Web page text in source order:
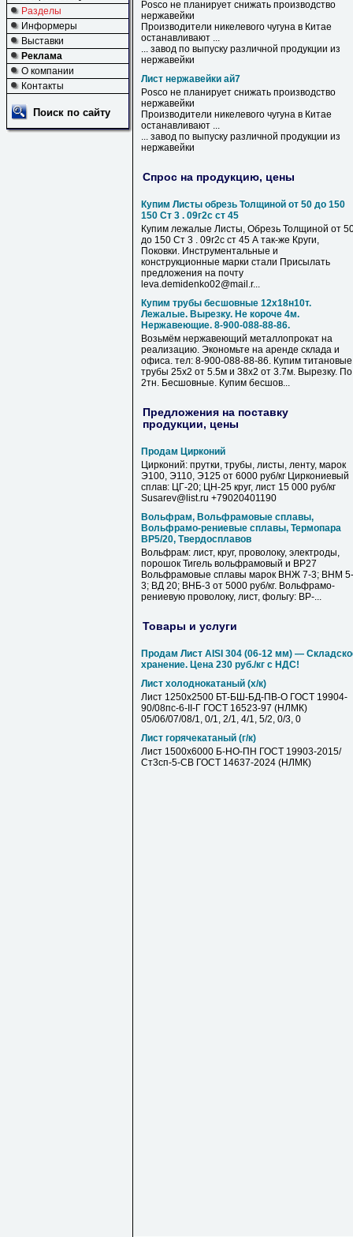
Разделы
Информеры
Выставки
Реклама
О компании
Контакты
Поиск по сайту
Posco не планирует снижать производство
нержавейки
Производители никелевого чугуна в Китае
останавливают ...
... завод по выпуску различной продукции из
нержавейки
Лист нержавейки ай7
Posco не планирует снижать производство
нержавейки
Производители никелевого чугуна в Китае
останавливают ...
... завод по выпуску различной продукции из
нержавейки
Спрос на продукцию, цены
Купим Листы обрезь Толщиной от 50 до 150
150 Ст 3 . 09г2с ст 45
Купим лежалые Листы, Обрезь Толщиной от
до 150 Ст 3 . 09г2с ст 45 А так-же Круги,
Поковки. Инструментальные и
конструкционные марки стали Присылать
предложения на почту
leva.demidenko02@mail.r...
Купим трубы бесшовные 12х18н10т.
Лежалые. Вырезку. Не короче 4м.
Нержавеющие. 8-900-088-88-86.
Возьмём нержавеющий металлопрокат на
реализацию. Экономьте на аренде склада и
офиса. тел: 8-900-088-88-86. Купим титановые
трубы 25х2 от 5.5м и 38х2 от 3.7м. Вырезку. По
2тн. Бесшовные. Купим бесшов...
Предложения на поставку
продукции, цены
Продам Цирконий
Цирконий: прутки, трубы, листы, ленту, марок
Э100, Э110, Э125 от 6000 руб/кг Циркониевый
сплав: ЦГ-20; ЦН-25 круг, лист 15 000 руб/кг
Susarev@list.ru +79020401190
Вольфрам, Вольфрамовые сплавы,
Вольфрамо-рениевые сплавы, Термопара
ВР5/20, Твердосплавов
Вольфрам: лист, круг, проволоку, электроды,
порошок Тигель вольфрамовый и ВР27
Вольфрамовые сплавы марок ВНЖ 7-3; ВНМ 5-
3; ВД 20; ВНБ-3 от 5000 руб/кг. Вольфрамо-
рениевую проволоку, лист, фольгу: ВР-...
Товары и услуги
Продам Лист AISI 304 (06-12 мм) —
хранение. Цена 230 руб./кг с НДС!
Лист холоднокатаный (х/к)
Лист 1250х2500 БТ-БШ-БД-ПВ-О ГОСТ 19904-
90/08пс-6-II-Г ГОСТ 16523-97 (НЛМК)
05/06/07/08/1, 0/1, 2/1, 4/1, 5/2, 0/3, 0
Лист горячекатаный (г/к)
Лист 1500х6000 Б-НО-ПН ГОСТ 19903-2015/
Ст3сп-5-СВ ГОСТ 14637-2024 (НЛМК)